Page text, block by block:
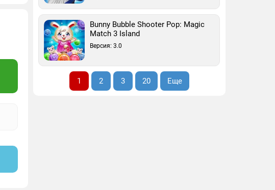
Bunny Bubble Shooter Pop: Magic
Match 3 Island
Версия: 3.0
1 2 3 20 Еще